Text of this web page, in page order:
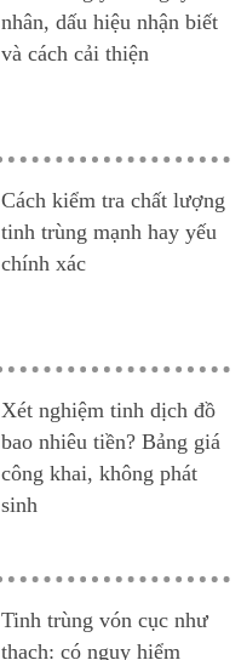
nhân, dấu hiệu nhận biết
và cách cải thiện
Cách kiểm tra chất lượng
tinh trùng mạnh hay yếu
chính xác
Xét nghiệm tinh dịch đồ
bao nhiêu tiền? Bảng giá
công khai, không phát
sinh
Tinh trùng vón cục như
thạch: có nguy hiểm